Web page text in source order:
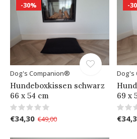
-30%
Dog's Companion®
Hundeboxkissen schwarz
66 x 54 cm
€34,30 €49,00
-
Dog's
69 x